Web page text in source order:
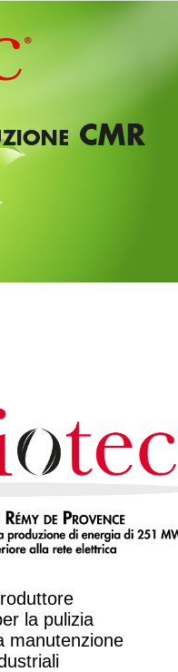
la pulizia
manutenzione